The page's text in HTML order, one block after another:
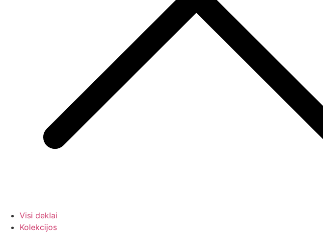
Visi deklai
Kolekcijos